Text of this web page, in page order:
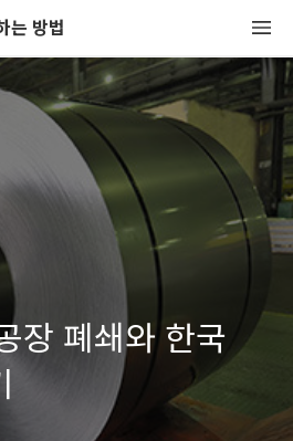
는 방법
장 폐쇄와 한국